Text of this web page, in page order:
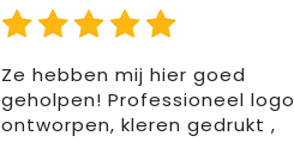
Ze hebben mij hier goed
geholpen! Professioneel logo
ontworpen, kleren gedrukt ,